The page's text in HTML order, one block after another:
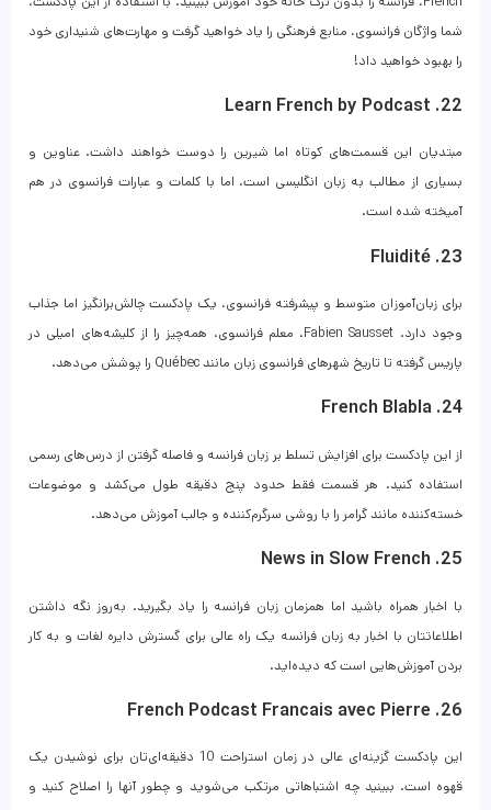
شما واژگان فرانسوی، منابع فرهنگی را یاد خواهید گرفت و مهارت‌های شنیداری خود
را بهبود خواهید داد!
22. Learn French by Podcast
مبتدیان این قسمت‌های کوتاه اما شیرین را دوست خواهند داشت. عناوین و
بسیاری از مطالب به زبان انگلیسی است، اما با کلمات و عبارات فرانسوی در هم
آمیخته شده است.
23. Fluidité
برای زبان‌آموزان متوسط ​​و پیشرفته فرانسوی، یک پادکست چالش‌برانگیز اما جذاب
وجود دارد. Fabien Sausset، معلم فرانسوی، همه‌چیز را از کلیشه‌های امیلی در
پاریس گرفته تا تاریخ شهرهای فرانسوی زبان مانند Québec را پوشش می‌دهد.
24. French Blabla
از این پادکست برای افزایش تسلط بر زبان فرانسه و فاصله گرفتن از درس‌های رسمی
استفاده کنید. هر قسمت فقط حدود پنج دقیقه طول می‌کشد و موضوعات
خسته‌کننده مانند گرامر را با روشی سرگرم‌کننده و جالب آموزش می‌دهد.
25. News in Slow French
با اخبار همراه باشید اما همزمان زبان فرانسه را یاد بگیرید. به‌روز نگه داشتن
اطلاعاتتان با اخبار به زبان فرانسه یک راه عالی برای گسترش دایره لغات و به کار
بردن آموزش‌هایی است که دیده‌اید.
26. French Podcast Francais avec Pierre
این پادکست گزینه‌ای عالی در زمان استراحت 10 دقیقه‌ای‌تان برای نوشیدن یک
قهوه است. ببینید چه اشتباهاتی مرتکب می‌شوید و چطور آنها را اصلاح کنید و